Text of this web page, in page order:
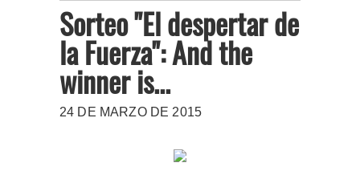
Sorteo "El despertar de
la Fuerza": And the
winner is...
24 DE MARZO DE 2015